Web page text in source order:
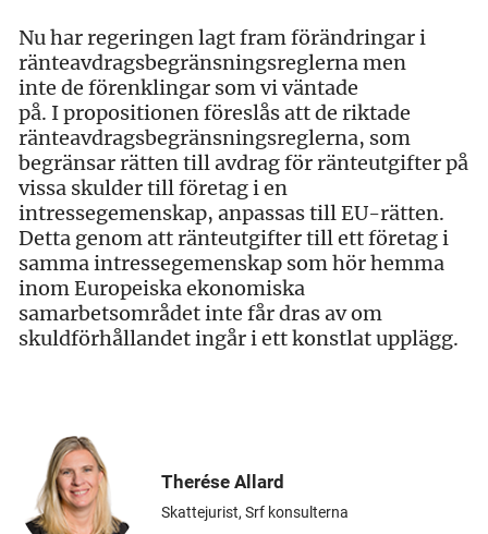
Nu har regeringen lagt fram förändringar i
ränteavdragsbegränsningsreglerna men
inte de förenklingar som vi väntade
på. I propositionen föreslås att de riktade
ränteavdragsbegränsningsreglerna, som
begränsar rätten till avdrag för ränteutgifter på
vissa skulder till företag i en
intressegemenskap, anpassas till EU-rätten.
Detta genom att ränteutgifter till ett företag i
samma intressegemenskap som hör hemma
inom Europeiska ekonomiska
samarbetsområdet inte får dras av om
skuldförhållandet ingår i ett konstlat upplägg.
Therése Allard
Skattejurist, Srf konsulterna